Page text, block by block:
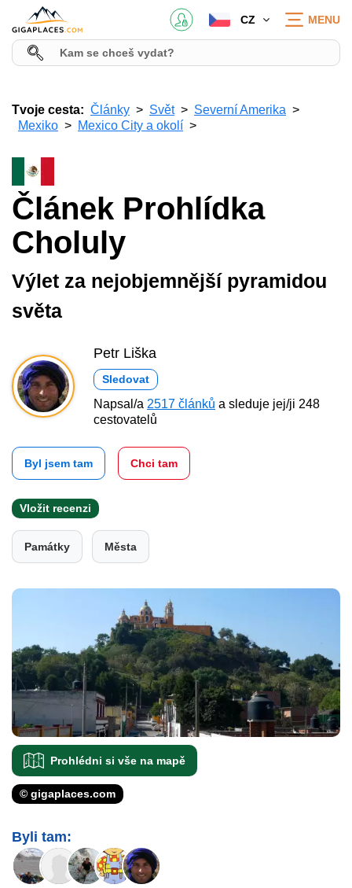
CZ MENU
Tvoje cesta: Články Svět
Severní Amerika
Mexiko
Mexico City a okolí
Článek Prohlídka
Choluly
Výlet za nejobjemnější pyramidou
světa
Petr Liška
Sledovat
Napsal/a 2517 článků a sleduje jej/ji 248
cestovatelů
Byl jsem tam Chci tam
Vložit recenzi
Památky Města
Prohlédni si vše na mapě
© gigaplaces.com
Byli tam: